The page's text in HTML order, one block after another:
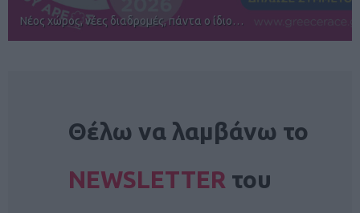
Αγώνες για όλους στην Ρόδο
Θέλω να λαμβάνω το
NEWSLETTER του